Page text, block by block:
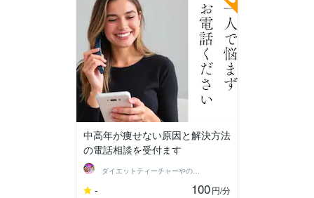
中高年が痩せない原因と解決方法
の電話相談を受付ます
ダイエットティーチャーやのへい
- 100円/分